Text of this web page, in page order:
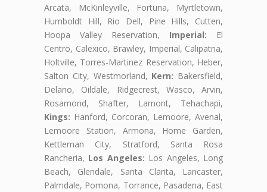
Arcata, McKinleyville, Fortuna, Myrtletown,
Humboldt Hill, Rio Dell, Pine Hills, Cutten,
Hoopa Valley Reservation, Imperial: El
Centro, Calexico, Brawley, Imperial, Calipatria,
Holtville, Torres-Martinez Reservation, Heber,
Salton City, Westmorland, Kern: Bakersfield,
Delano, Oildale, Ridgecrest, Wasco, Arvin,
Rosamond, Shafter, Lamont, Tehachapi,
Kings: Hanford, Corcoran, Lemoore, Avenal,
Lemoore Station, Armona, Home Garden,
Kettleman City, Stratford, Santa Rosa
Rancheria, Los Angeles: Los Angeles, Long
Beach, Glendale, Santa Clarita, Lancaster,
Palmdale, Pomona, Torrance, Pasadena, East